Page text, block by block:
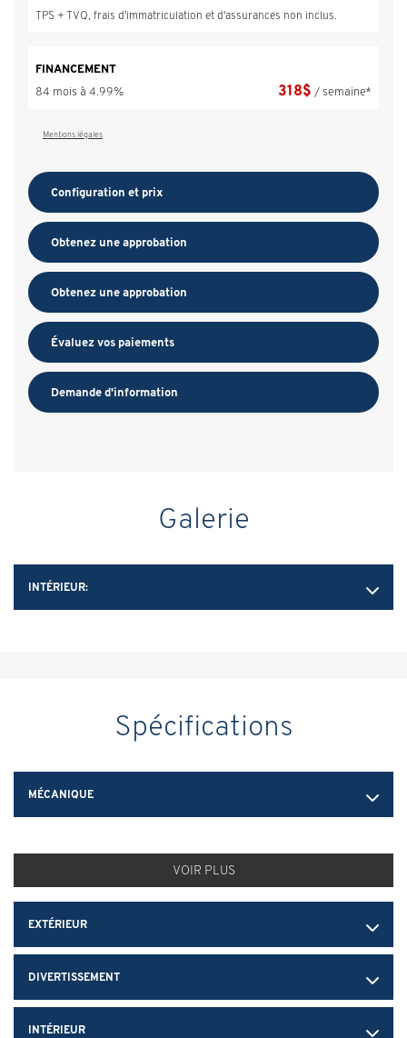
Galerie
INTÉRIEUR:
Spécifications
MÉCANIQUE
VOIR PLUS
EXTÉRIEUR
DIVERTISSEMENT
INTÉRIEUR
TPS + TVQ, frais d'immatriculation et d'assurances non inclus.
FINANCEMENT
84 mois à 4.99%
318$ / semaine*
Mentions légales
Configuration et prix
Obtenez une approbation
Obtenez une approbation
Évaluez vos paiements
Demande d'information